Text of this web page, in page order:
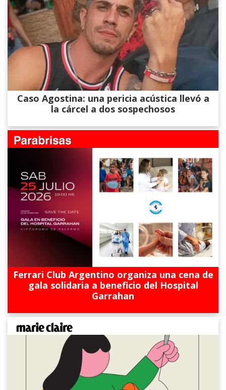
Caso Agostina: una pericia acústica llevó a
la cárcel a dos sospechosos
Ferrari Club Argentino organiza una cena de
gala solidaria a beneficio del Hospital
Garrahan